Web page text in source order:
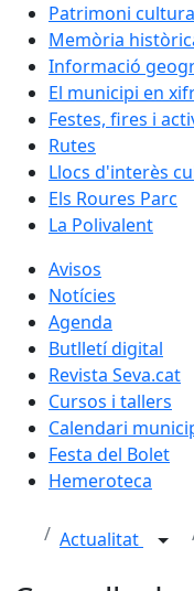
Patrimoni
Memòria
Informació
El municipi en
Festes, fires i
Rutes
Llocs d'interès
Els Roures Parc
La Polivalent
Avisos
Notícies
Agenda
Butlletí digital
Revista Seva.cat
Cursos i tallers
Calendari
Festa del Bolet
Hemeroteca
Actualitat